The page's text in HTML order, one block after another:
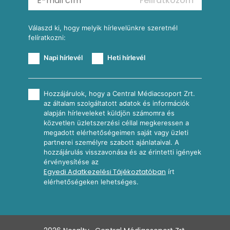
Válaszd ki, hogy melyik hírlevelünkre szeretnél
felíratkozni:
Napi hírlevél Heti hírlevél
Hozzájárulok, hogy a Central Médiacsoport Zrt.
az általam szolgáltatott adatok és információk
alapján hírleveleket küldjön számomra és
közvetlen üzletszerzési céllal megkeressen a
megadott elérhetőségeimen saját vagy üzleti
partnerei személyre szabott ajánlataival. A
hozzájárulás visszavonása és az érintetti igények
érvényesítése az
Egyedi Adatkezelési Tájékoztatóban írt
elérhetőségeken lehetséges.